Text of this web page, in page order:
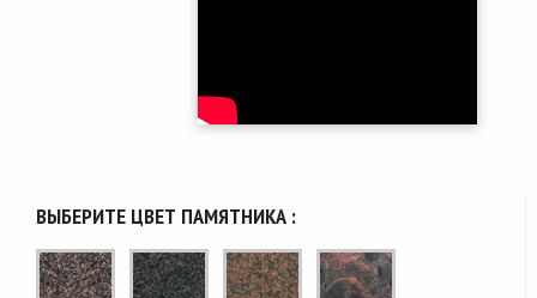
ВЫБЕРИТЕ ЦВЕТ ПАМЯТНИКА :